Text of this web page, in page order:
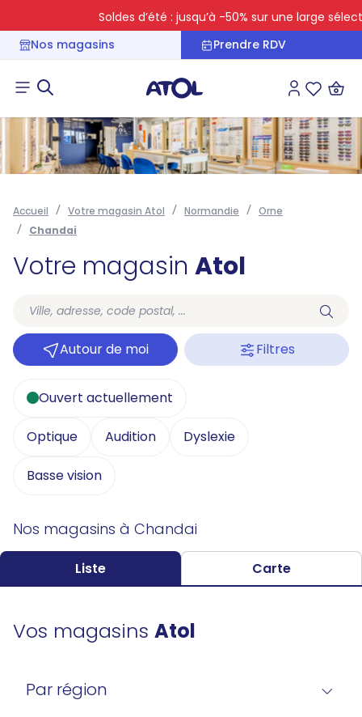
Soldes d’été : jusqu’à -50% sur une large
Nos magasins
Prendre RDV
Connexion
Accueil Votre magasin Atol Normandie
Orne
Chandai
Votre magasin Atol
Autour de moi Filtres
Ouvert actuellement
Optique Audition Dyslexie
Basse vision
Nos magasins à Chandai
Liste Carte
Vos magasins Atol
Par région